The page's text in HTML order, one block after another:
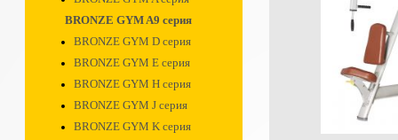
BRONZE GYM A9 серия
BRONZE GYM D серия
BRONZE GYM E серия
BRONZE GYM H серия
BRONZE GYM J серия
BRONZE GYM K серия